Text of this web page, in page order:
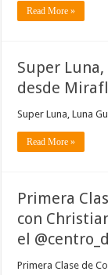
Read More »
Super
desde
Super Luna, Luna
Read More »
Primera
con
el
Primera Clase de